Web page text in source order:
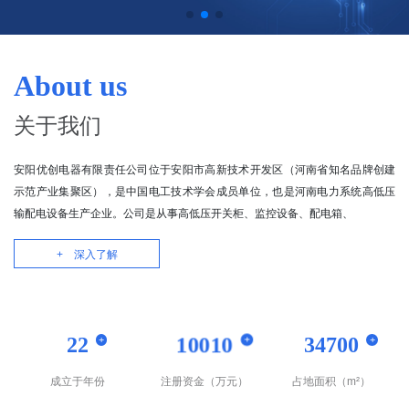
About us
关于我们
安阳 优创 电器有限责任公司 位于安阳市高新技术开发区 （河南省知名品牌创建
示范产业集聚区 ） ， 是中 国 电工技术学会成员单位 ，也是河南电力系统高低压
输配电设备生产企 业 。公司是从事高低压开关柜、监控设 备、配电